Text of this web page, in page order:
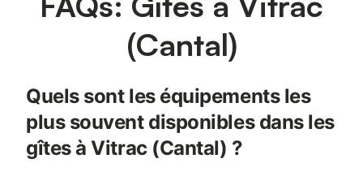
(Cantal)
Quels sont les équipements les
plus souvent disponibles dans les
gîtes à Vitrac (Cantal) ?